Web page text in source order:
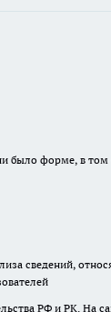
было форме, в том
сведений,
РФ и РК. На